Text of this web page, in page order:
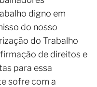
digno em
do nosso
do Trabalho
de direitos e
para essa
sofre com a